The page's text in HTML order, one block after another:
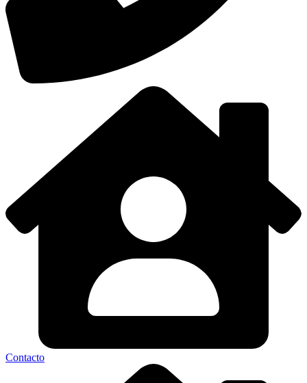
Contacto